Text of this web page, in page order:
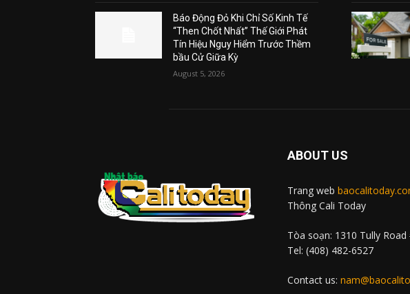
Báo Động Đỏ Khi Chỉ Số Kinh Tế
“Then Chốt Nhất” Thế Giới Phát
Tín Hiệu Nguy Hiểm Trước Thềm
bầu Cử Giữa Kỳ
August 5, 2026
ABOUT US
Trang web
Thông Cali Today
Tòa soạn: 1310 Tully Road
Tel: (408) 482-6527
Contact us: